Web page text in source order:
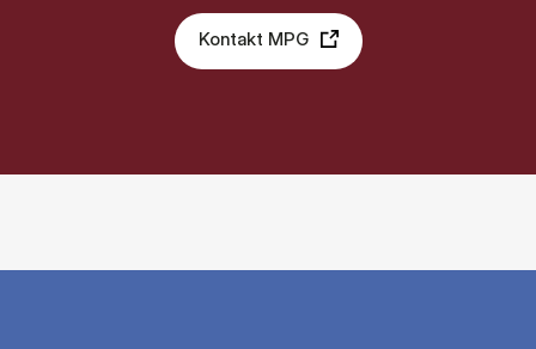
Kontakt MPG